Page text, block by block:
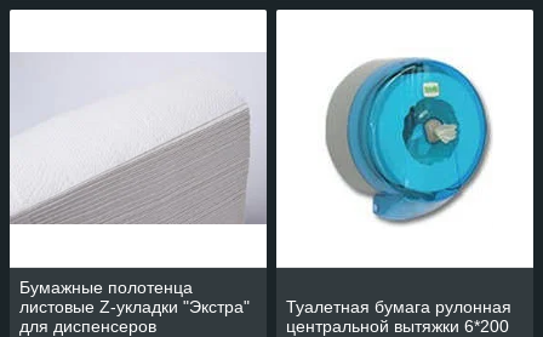
Бумажные полотенца
листовые Z-укладки "Экстра"
для диспенсеров
Туалетная бумага рулонная
центральной вытяжки 6*200